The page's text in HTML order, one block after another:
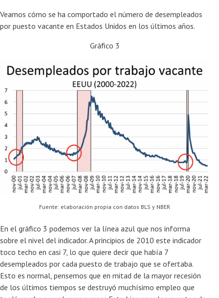
Veamos cómo se ha comportado el número de desempleados
por puesto vacante en Estados Unidos en los últimos años.
Gráfico 3
Fuente: elaboración propia con datos BLS y NBER
En el gráfico 3 podemos ver la línea azul que nos informa
sobre el nivel del indicador. A principios de 2010 este indicador
toco techo en casi 7, lo que quiere decir que había 7
desempleados por cada puesto de trabajo que se ofertaba.
Esto es normal, pensemos que en mitad de la mayor recesión
de los últimos tiempos se destruyó muchísimo empleo que